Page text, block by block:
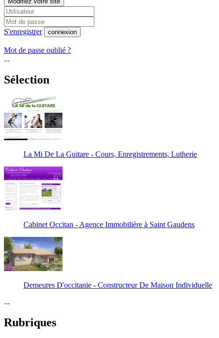
S'enregistrer connexion
Mot de passe oublié ?
...
Sélection
La Mi De La Guitare - Cours, Enregistrements, Lutherie
Cabinet Occitan - Agence Immobilière à Saint Gaudens
Demeures D'occitanie - Constructeur De Maison Individuelle
...
Rubriques